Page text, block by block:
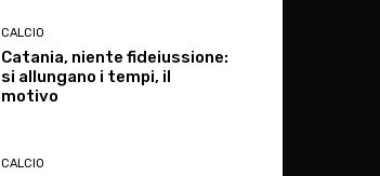
CALCIO
Catania, niente fideiussione:
si allungano i tempi, il
motivo
CALCIO